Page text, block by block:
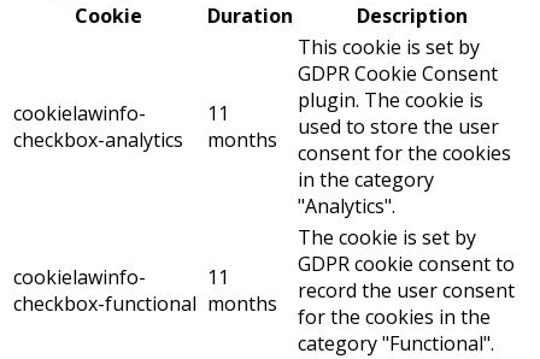
Cookie
Duration Description
cookielawinfo-
checkbox-analytics
11
months
This cookie is set by
GDPR Cookie Consent
plugin. The cookie is
used to store the user
consent for the cookies
in the category
"Analytics".
cookielawinfo-
checkbox-functional
11
months
The cookie is set by
GDPR cookie consent to
record the user consent
for the cookies in the
category "Functional".